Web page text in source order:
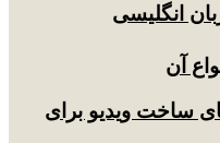
انگلیسی
آن
ساخت ویدیو برای